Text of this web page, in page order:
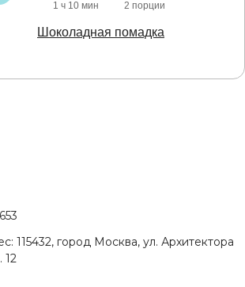
1 ч 10 мин 2 порции
Шоколадная помадка
115432, город Москва, ул. Архитектора
12